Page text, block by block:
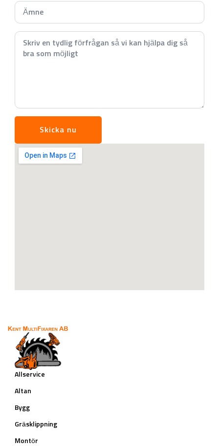
Subject
Meddelande
Skicka nu
Allservice
Altan
Bygg
Gräsklippning
Montör